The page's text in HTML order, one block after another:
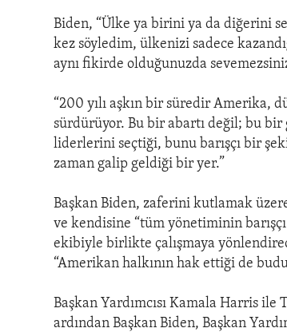
Biden, “Ülke ya birini ya da diğerini
kez söyledim, ülkenizi sadece
aynı fikirde olduğunuzda
“200 yılı aşkın bir süredir Amerika,
sürdürüyor. Bu bir abartı değil; bu bir
liderlerini seçtiği, bunu barışçı bir
zaman galip geldiği bir yer.”
Başkan Biden, zaferini kutlamak
ve kendisine “tüm yönetiminin
ekibiyle birlikte çalışmaya
“Amerikan halkının hak ettiği de
Başkan Yardımcısı Kamala Harris ile
ardından Başkan Biden, Başkan